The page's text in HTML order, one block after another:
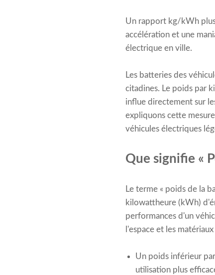
Un rapport kg/kWh
accélération et une
électrique en ville.
Les batteries des
citadines. Le poids par
influe directement sur
expliquons cette
véhicules électriques
Que signifie «
Le terme « poids de la
kilowattheure (kWh)
performances d'un
l'espace et les
Un poids inférieur
utilisation plus